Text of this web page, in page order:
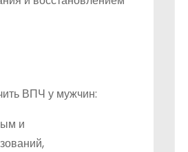
ВПЧ у мужчин:
и